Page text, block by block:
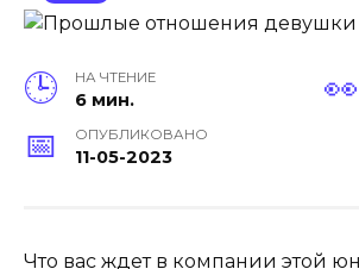
НА ЧТЕНИЕ
6 мин.
ОПУБЛИКОВАНО
11-05-2023
Что вас ждет в компании этой